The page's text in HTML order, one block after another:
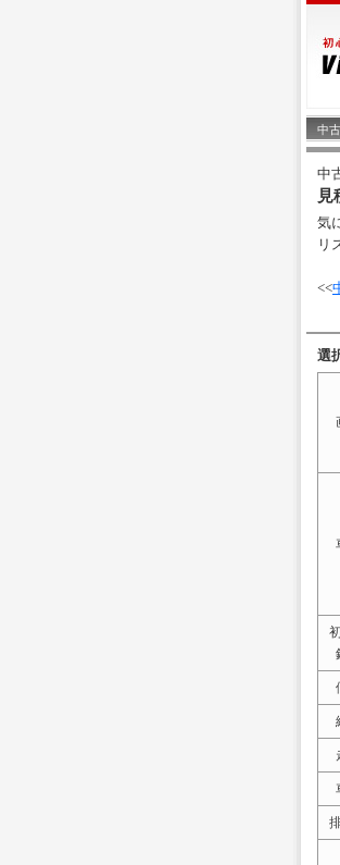
中
中
見
気
リ
<<
選